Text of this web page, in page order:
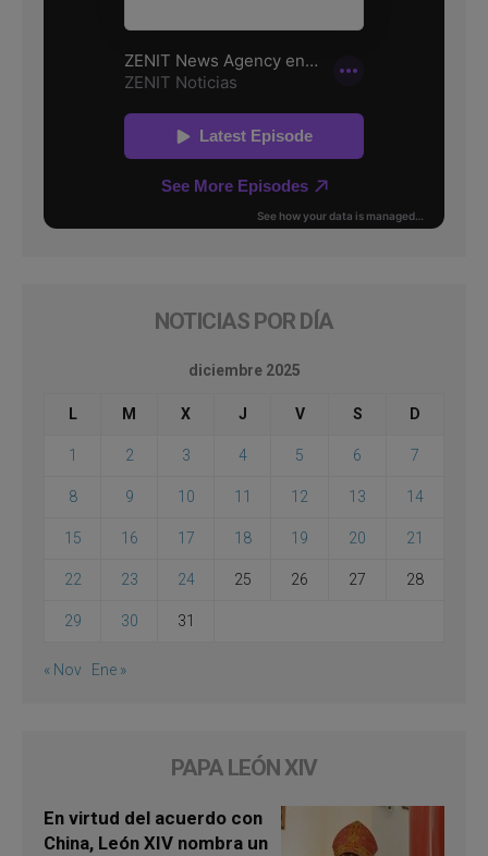
NOTICIAS POR DÍA
diciembre 2025
L M X J V S D
1 2 3 4 5 6 7
8 9 10 11 12 13 14
15 16 17 18 19 20 21
22 23 24 25 26 27 28
29 30 31
« Nov Ene »
PAPA LEÓN XIV
En virtud del acuerdo con
China, León XIV nombra un